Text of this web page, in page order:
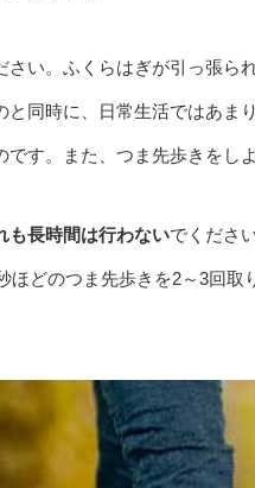
さい。ふくらはぎが引っ張
同時に、日常生活ではあま
す。また、つま先歩きをし
も長時間は行わないでくださ
ほどのつま先歩きを2～3回